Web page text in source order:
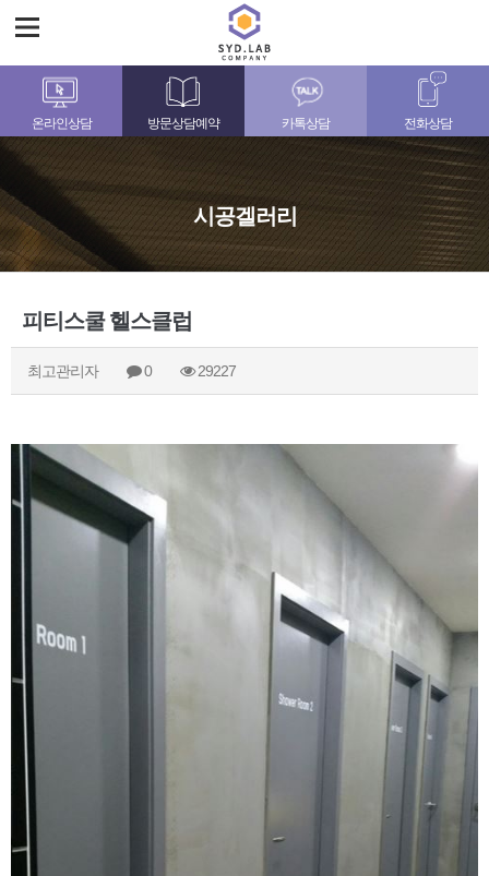
온라인상담 방문상담예약 카톡상담 전화상담
시공겔러리
피티스쿨 헬스클럽
최고관리자 0 29227